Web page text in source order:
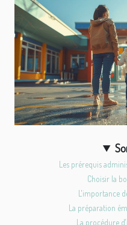
Les prérequis
Choisir la
L'importance
La préparation
La procédure